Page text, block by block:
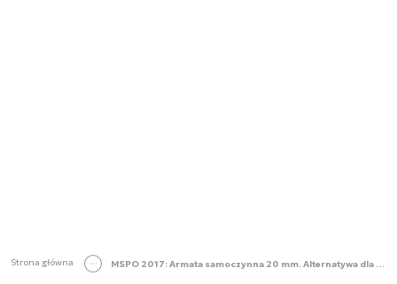
Strona główna MSPO 2017: Armata samoczynna 20 mm. Alternatywa dla broni maszynowej